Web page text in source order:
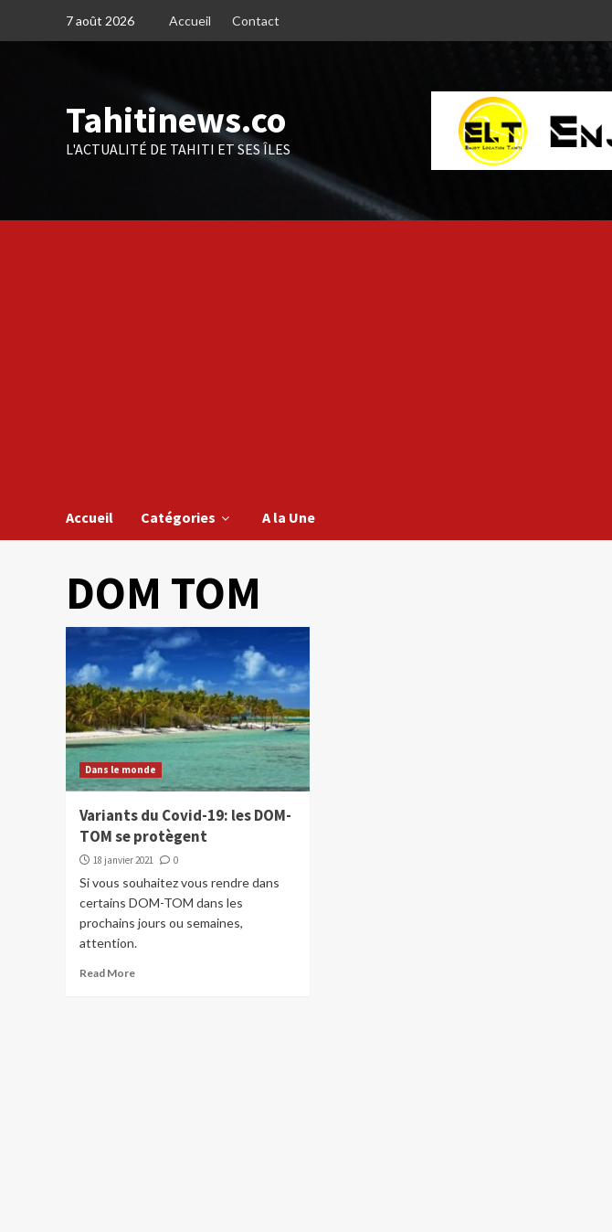
7 août 2026 Accueil Contact
Tahitinews.co
L'ACTUALITÉ DE TAHITI ET SES ÎLES
Accueil Catégories A la Une
DOM TOM
Dans le monde
Variants du Covid-19: les DOM-
TOM se protègent
18 janvier 2021 0
Si vous souhaitez vous rendre dans
certains DOM-TOM dans les
prochains jours ou semaines,
attention.
Read More